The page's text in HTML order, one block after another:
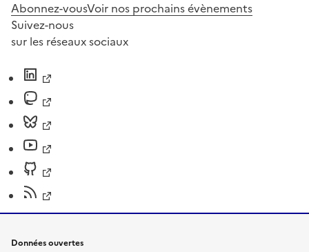
Abonnez-vousVoir nos prochains évènements
Suivez-nous
sur les réseaux sociaux
Données ouvertes